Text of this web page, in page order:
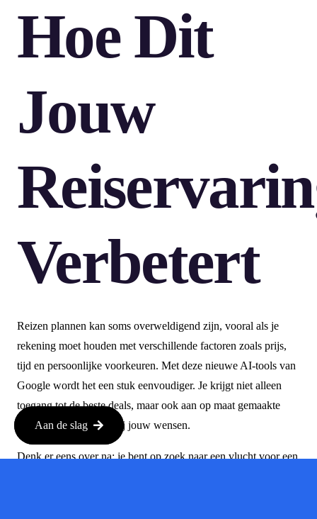
Hoe Dit
Jouw
Verbetert
Reizen plannen kan soms overweldigend zijn, vooral als je
rekening moet houden met verschillende factoren zoals prijs,
tijd en persoonlijke voorkeuren. Met deze nieuwe AI-tools van
Google wordt het een stuk eenvoudiger. Je krijgt niet alleen
toegang tot de beste deals, maar ook aan op maat gemaakte
suggesties die passen bij jouw wensen.
Denk er eens over na: je bent op zoek naar een vlucht voor een
Aan de slag